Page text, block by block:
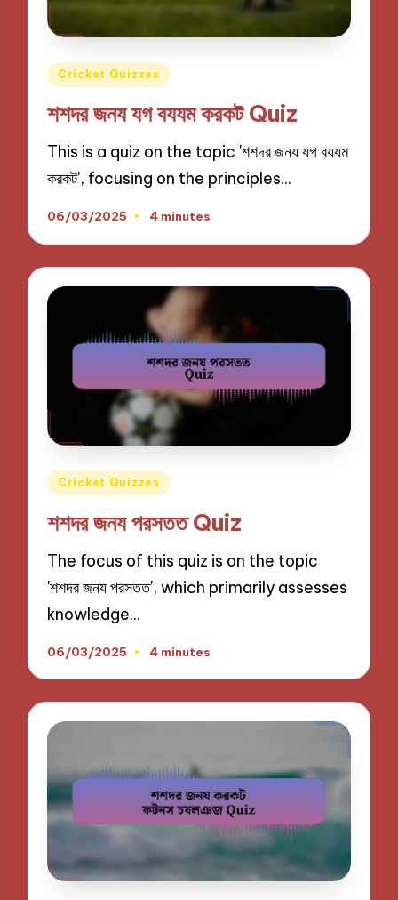
Posted
Cricket Quizzes
শশদর জনয যগ বযযম করকট Quiz
This is a quiz on the topic 'শশদর জনয যগ বযযম
করকট', focusing on the principles…
06/03/2025 4 minutes
Posted
Cricket Quizzes
শশদর জনয পরসতত Quiz
The focus of this quiz is on the topic
'শশদর জনয পরসতত', which primarily assesses
knowledge…
06/03/2025 4 minutes